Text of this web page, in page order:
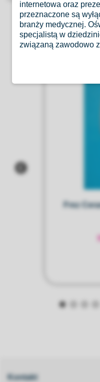
Frez
Kontakt
internetowa oraz
przeznaczone są
branży medycznej.
specjalistą w
związaną zawodowo